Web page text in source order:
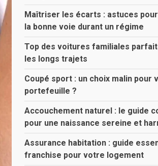
Maîtriser les écarts : astuces
la bonne voie durant un régime
Top des voitures familiales
les longs trajets
Coupé sport : un choix malin pour
portefeuille ?
Accouchement naturel : le guide
pour une naissance sereine et
Assurance habitation : guide
franchise pour votre logement